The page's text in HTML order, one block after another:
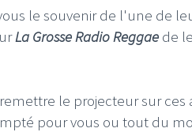
le souvenir de l'une de
La Grosse Radio Reggae de
le projecteur sur ces
pour vous ou tout du